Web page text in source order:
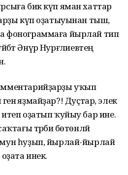
бик күп яман хаттар
күп оҙатыуынан тыш,
фонограммаға йырлай тип
Əнүәр Нурғәлиевтең
уҡып
генә яҙмайҙар?! Дуҫтар, элек
оҙатып ҡуйыу бар ине.
тәрбиә бөтөнләй
һуҙып, йырлай-йырлай
инек.